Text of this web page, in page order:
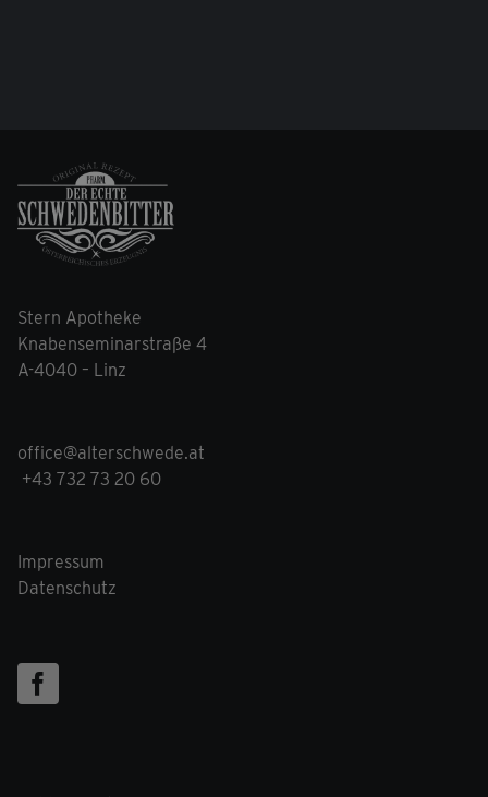
Stern Apotheke
Knabenseminarstraße 4
A-4040 – Linz
office@alterschwede.at
+43 732 73 20 60
Impressum
Datenschutz